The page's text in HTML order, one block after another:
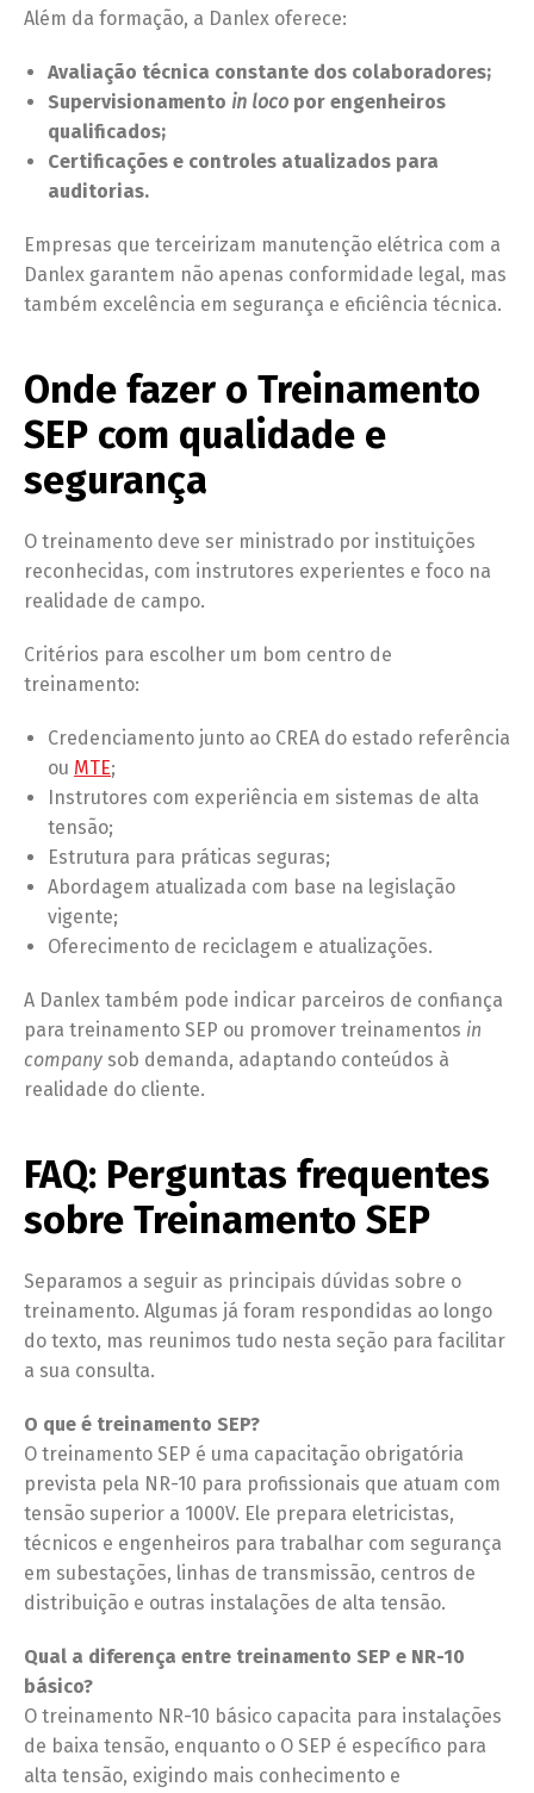
Além da formação, a Danlex oferece:
Avaliação técnica constante dos colaboradores;
Supervisionamento in loco por engenheiros
qualificados;
Certificações e controles atualizados para
auditorias.
Empresas que terceirizam manutenção elétrica com a
Danlex garantem não apenas conformidade legal, mas
também excelência em segurança e eficiência técnica.
Onde fazer o Treinamento
SEP com qualidade e
segurança
O treinamento deve ser ministrado por instituições
reconhecidas, com instrutores experientes e foco na
realidade de campo.
Critérios para escolher um bom centro de
treinamento:
Credenciamento junto ao CREA do estado referência
ou MTE;
Instrutores com experiência em sistemas de alta
tensão;
Estrutura para práticas seguras;
Abordagem atualizada com base na legislação
vigente;
Oferecimento de reciclagem e atualizações.
A Danlex também pode indicar parceiros de confiança
para treinamento SEP ou promover treinamentos in
company sob demanda, adaptando conteúdos à
realidade do cliente.
FAQ: Perguntas frequentes
sobre Treinamento SEP
Separamos a seguir as principais dúvidas sobre o
treinamento. Algumas já foram respondidas ao longo
do texto, mas reunimos tudo nesta seção para facilitar
a sua consulta.
O que é treinamento SEP?
O treinamento SEP é uma capacitação obrigatória
prevista pela NR-10 para profissionais que atuam com
tensão superior a 1000V. Ele prepara eletricistas,
técnicos e engenheiros para trabalhar com segurança
em subestações, linhas de transmissão, centros de
distribuição e outras instalações de alta tensão.
Qual a diferença entre treinamento SEP e NR-10
básico?
O treinamento NR-10 básico capacita para instalações
de baixa tensão, enquanto o O SEP é específico para
alta tensão, exigindo mais conhecimento e